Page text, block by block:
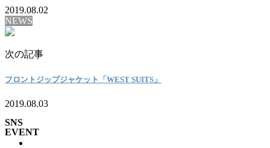
2019.08.02
NEWS
次の記事
フロントジップジャケット「WEST SUITS」
2019.08.03
SNS
EVENT